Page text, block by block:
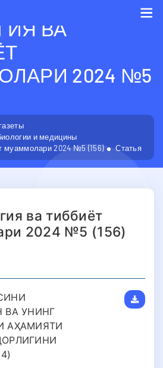
ВА
2024 №5
и медицины
муаммолари 2024 №5 (156)
Статья
ва тиббиёт
2024 №5 (156)
ВА УНИНГ
АҲАМИЯТИ